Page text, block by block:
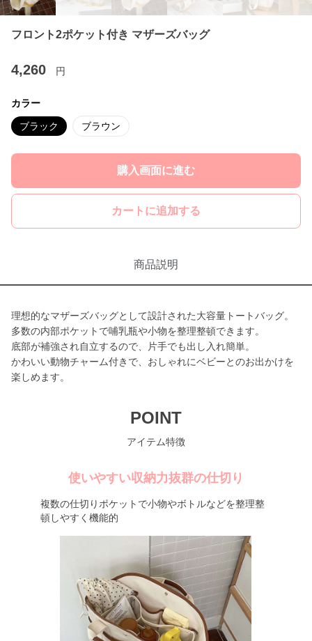
フロント2ポケット付き マザーズバッグ
4,260 円
カラー
ブラック ブラウン
購入画面に進む
カートに追加する
商品説明
理想的なマザーズバッグとして設計された大容量トートバッグ。
多数の内部ポケットで哺乳瓶や小物を整理整頓できます。
底部が補強され自立するので、片手でも出し入れ簡単。
かわいい動物チャーム付きで、おしゃれにベビーとのお出かけを
楽しめます。
POINT
アイテム特徴
使いやすい収納力抜群の仕切り
複数の仕切りポケットで小物やボトルなどを整理整
頓しやすく機能的